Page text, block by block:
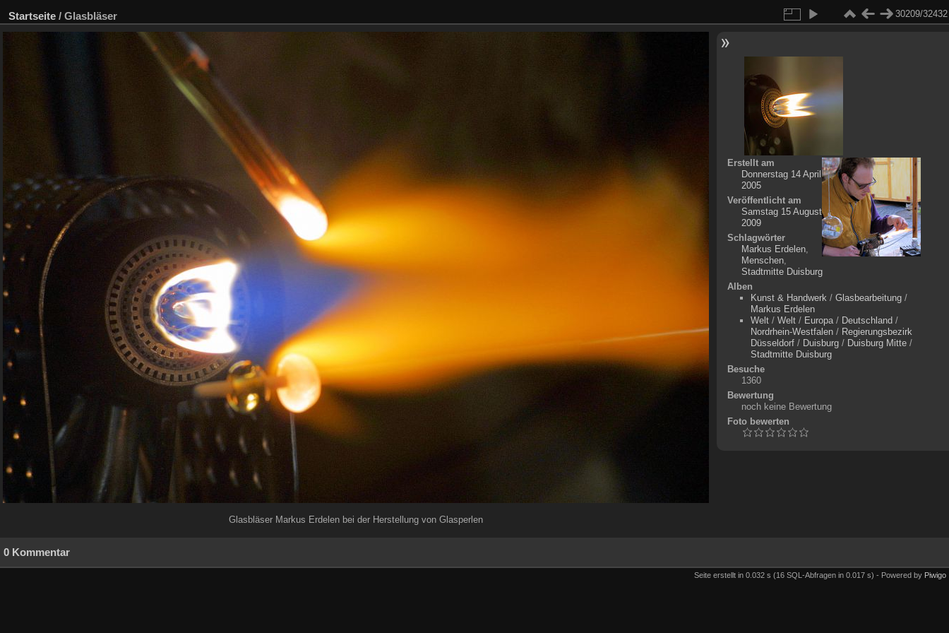
Startseite / Glasbläser 30209/32432
Glasbläser Markus Erdelen bei der Herstellung von Glasperlen
Erstellt am
Donnerstag 14 April
2005
Veröffentlicht am
Samstag 15 August
2009
Schlagwörter
Markus Erdelen,
Menschen,
Stadtmitte Duisburg
Alben
Kunst & Handwerk/ Glasbearbeitung/
Markus Erdelen
Welt/ Welt/ Europa/ Deutschland /
Nordrhein-Westfalen/ Regierungsbezirk
Düsseldorf/ Duisburg/ Duisburg Mitte/
Stadtmitte Duisburg
Besuche
1360
Bewertung
noch keine Bewertung
Foto bewerten
0 Kommentar
Seite erstellt in 0.032 s (16 SQL-Abfragen in 0.017 s) - Powered by Piwigo